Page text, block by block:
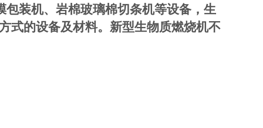
装机、岩棉玻璃棉切条机等设备，生
式的设备及材料。新型生物质燃烧机不